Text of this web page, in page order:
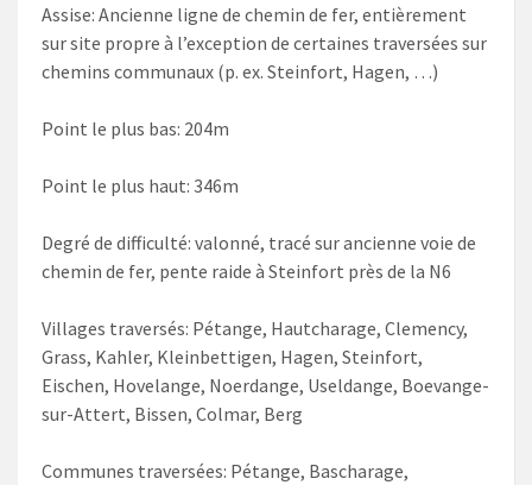
Assise: Ancienne ligne de chemin de fer, entièrement
sur site propre à l’exception de certaines traversées sur
chemins communaux (p. ex. Steinfort, Hagen, …)
Point le plus bas: 204m
Point le plus haut: 346m
Degré de difficulté: valonné, tracé sur ancienne voie de
chemin de fer, pente raide à Steinfort près de la N6
Villages traversés: Pétange, Hautcharage, Clemency,
Grass, Kahler, Kleinbettigen, Hagen, Steinfort,
Eischen, Hovelange, Noerdange, Useldange, Boevange-
sur-Attert, Bissen, Colmar, Berg
Communes traversées: Pétange, Bascharage,